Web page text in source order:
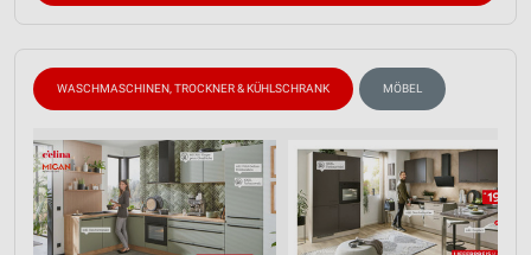
WASCHMASCHINEN, TROCKNER & KÜHLSCHRANK MÖBEL